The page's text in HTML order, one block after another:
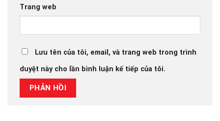
Trang web
Lưu tên của tôi, email, và trang web trong trình
duyệt này cho lần bình luận kế tiếp của tôi.